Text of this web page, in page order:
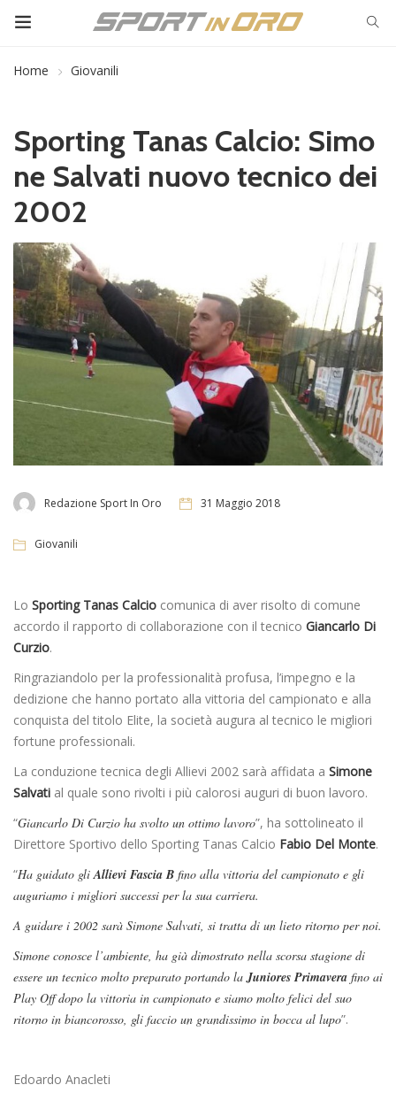
Home Giovanili
Sporting Tanas Calcio: Simo
ne Salvati nuovo tecnico dei
2002
Redazione Sport In Oro 31 Maggio 2018
Giovanili
Lo Sporting Tanas Calcio comunica di aver risolto di comune
accordo il rapporto di collaborazione con il tecnico Giancarlo Di
Curzio.
Ringraziandolo per la professionalità profusa, l’impegno e la
dedizione che hanno portato alla vittoria del campionato e alla
conquista del titolo Elite, la società augura al tecnico le migliori
fortune professionali.
La conduzione tecnica degli Allievi 2002 sarà affidata a Simone
Salvati al quale sono rivolti i più calorosi auguri di buon lavoro.
“Giancarlo Di Curzio ha svolto un ottimo lavoro”, ha sottolineato il
Direttore Sportivo dello Sporting Tanas Calcio Fabio Del Monte.
“Ha guidato gli Allievi Fascia B fino alla vittoria del campionato e gli
auguriamo i migliori successi per la sua carriera.
A guidare i 2002 sarà Simone Salvati, si tratta di un lieto ritorno per noi.
Simone conosce l’ambiente, ha già dimostrato nella scorsa stagione di
essere un tecnico molto preparato portando la Juniores Primavera fino ai
Play Off dopo la vittoria in campionato e siamo molto felici del suo
ritorno in biancorosso, gli faccio un grandissimo in bocca al lupo”.
Edoardo Anacleti